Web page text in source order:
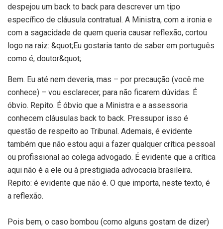
despejou um back to back para descrever um tipo
específico de cláusula contratual. A Ministra, com a ironia e
com a sagacidade de quem queria causar reflexão, cortou
logo na raiz: &quot;Eu gostaria tanto de saber em português
como é, doutor&quot;.
Bem. Eu até nem deveria, mas – por precaução (você me
conhece) – vou esclarecer, para não ficarem dúvidas. É
óbvio. Repito. É óbvio que a Ministra e a assessoria
conhecem cláusulas back to back. Pressupor isso é
questão de respeito ao Tribunal. Ademais, é evidente
também que não estou aqui a fazer qualquer crítica pessoal
ou profissional ao colega advogado. É evidente que a crítica
aqui não é a ele ou à prestigiada advocacia brasileira.
Repito: é evidente que não é. O que importa, neste texto, é
a reflexão.
Pois bem, o caso bombou (como alguns gostam de dizer)